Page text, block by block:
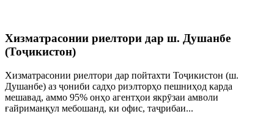
Хизматрасонии риелтори дар ш. Душанбе
(Тоҷикистон)
Хизматрасонии риелтори дар пойтахти Тоҷикистон (ш.
Душанбе) аз ҷониби садҳо риэлторҳо пешниҳод карда
мешавад, аммо 95% онҳо агентҳои якрӯзаи амволи
ғайриманқул мебошанд, ки офис, таҷрибаи...